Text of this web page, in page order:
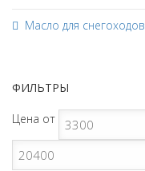
Масло для снегоходов
ФИЛЬТРЫ
Цена от